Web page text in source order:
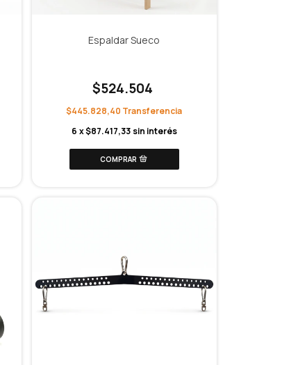
Espaldar Sueco
$524.504
$445.828,40
6 x$87.417,33 sin interés